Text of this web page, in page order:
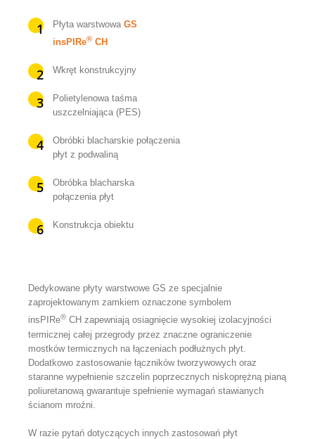
Płyta warstwowa GS
insPIRe® CH
Wkręt konstrukcyjny
Polietylenowa taśma
uszczelniająca (PES)
Obróbki blacharskie połączenia
płyt z podwaliną
Obróbka blacharska
połączenia płyt
Konstrukcja obiektu
Dedykowane płyty warstwowe GS ze specjalnie
zaprojektowanym zamkiem oznaczone symbolem
insPIRe® CH zapewniają osiagnięcie wysokiej izolacyjności
termicznej całej przegrody przez znaczne ograniczenie
mostków termicznych na łączeniach podłużnych płyt.
Dodatkowo zastosowanie łączników tworzywowych oraz
staranne wypełnienie szczelin poprzecznych niskoprężną pianą
poliuretanową gwarantuje spełnienie wymagań stawianych
ścianom mroźni.
W razie pytań dotyczących innych zastosowań płyt